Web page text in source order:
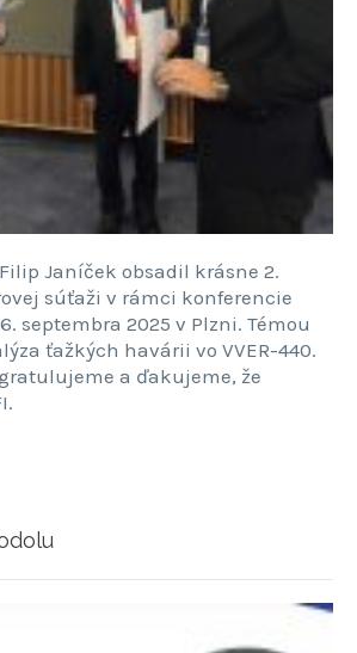
Janíček obsadil krásne 2.
súťaži v rámci konferencie
septembra 2025 v Plzni. Témou
ťažkých havárii vo VVER-440.
a ďakujeme, že